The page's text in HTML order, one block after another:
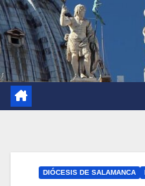
DIÓCESIS DE SALAMANCA